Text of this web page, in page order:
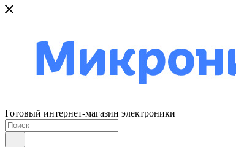
Готовый интернет-магазин электроники